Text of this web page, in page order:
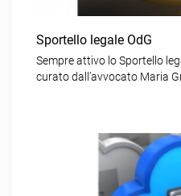
Sportello legale OdG
Sempre attivo lo Sportello
curato dall’avvocato Maria